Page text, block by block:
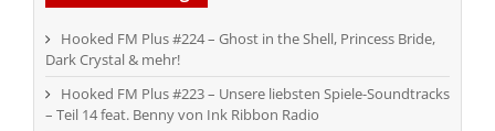
Hooked FM Plus #224 – Ghost in the Shell, Princess Bride,
Dark Crystal & mehr!
Hooked FM Plus #223 – Unsere liebsten Spiele-Soundtracks
– Teil 14 feat. Benny von Ink Ribbon Radio